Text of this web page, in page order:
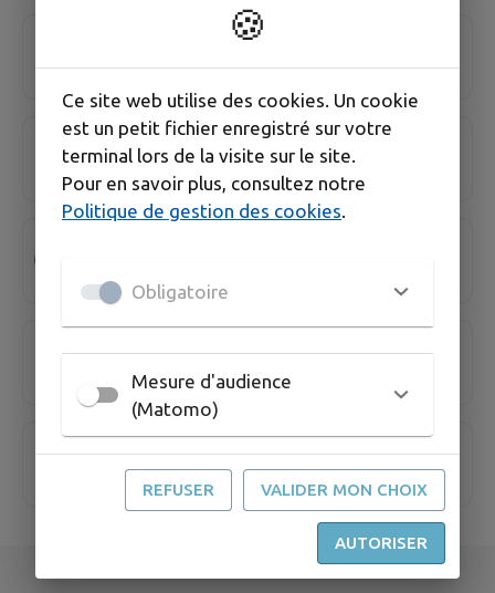
LOYZANCE Chloé
Maison de santé
🍪
Ce site web utilise des cookies. Un cookie
est un petit fichier enregistré sur votre
terminal lors de la visite sur le site.
Pour en savoir plus, consultez notre
Politique de gestion des cookies
Obligatoire
Mesure d'audience
(Matomo)
REFUSER VALIDER MON CHOIX
AUTORISER